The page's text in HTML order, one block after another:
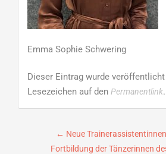
Emma Sophie Schwering
Dieser Eintrag wurde
Lesezeichen auf den Permanentlink.
← Neue
Fortbildung der Tänzerinnen